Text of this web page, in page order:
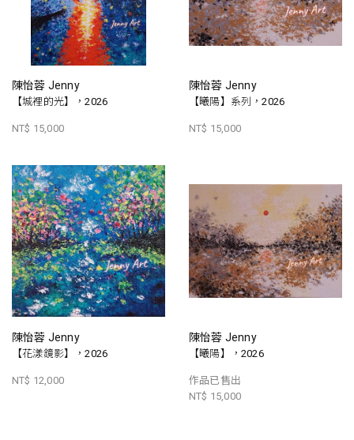
陳怡蓉 Jenny
【城裡的光】，2026
NT$ 15,000
陳怡蓉 Jenny
【曦陽】系列，2026
NT$ 15,000
陳怡蓉 Jenny
【花漾鏡影】，2026
NT$ 12,000
陳怡蓉 Jenny
【曦陽】，2026
作品已售出
NT$ 15,000